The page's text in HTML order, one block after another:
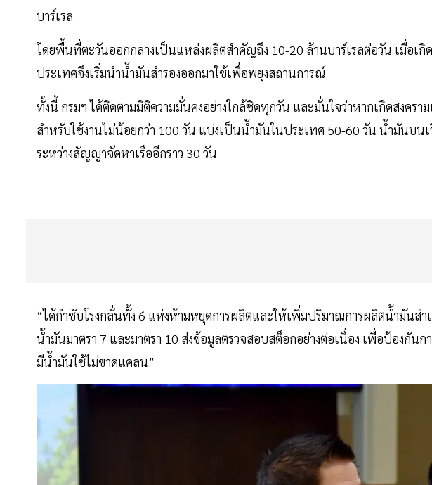
บาร์เรล
โดยพื้นที่ตะวันออกกลางเป็นแหล่งผลิตสำคัญถึง 10-20 ล้านบาร์เรลต่อวัน เมื่อเ
ประเทศจึงเริ่มนำน้ำมันสำรองออกมาใช้เพื่อพยุงสถานการณ์
ทั้งนี้ กรมฯ ได้ติดตามมิติความมั่นคงอย่างใกล้ชิดทุกวัน และมั่นใจว่าหากเกิดสงคร
สำหรับใช้งานไม่น้อยกว่า 100 วัน แบ่งเป็นน้ำมันในประเทศ 50-60 วัน น้ำมันบน
ระหว่างสัญญาจัดหาเรืออีกราว 30 วัน
“ได้กำชับโรงกลั่นทั้ง 6 แห่งห้ามหยุดการผลิตและให้เพิ่มปริมาณการผลิตน้ำมันสำ
น้ำมันมาตรา 7 และมาตรา 10 ส่งข้อมูลตรวจสอบสต็อกอย่างต่อเนื่อง เพื่อป้องกัน
มีน้ำมันใช้ไม่ขาดแคลน”